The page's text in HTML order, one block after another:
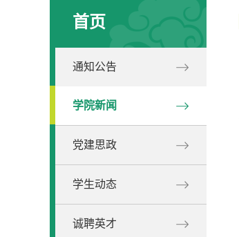
首页
通知公告
学院新闻
党建思政
学生动态
诚聘英才